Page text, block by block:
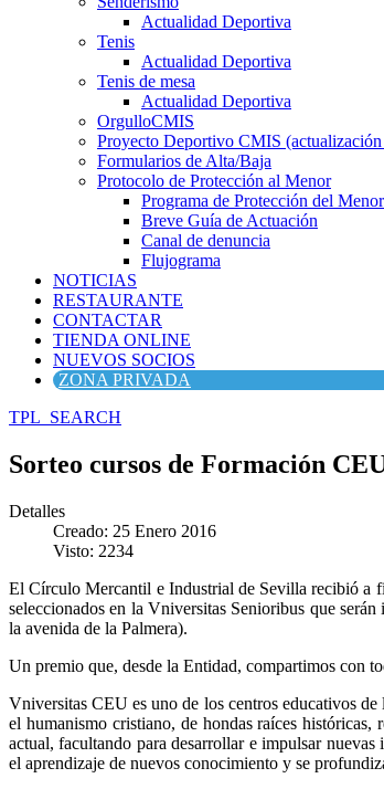
Actualidad Deportiva
Tenis
Actualidad Deportiva
Tenis de mesa
Actualidad Deportiva
OrgulloCMIS
Proyecto Deportivo CMIS
Formularios de Alta/Baja
Protocolo de Protección al Menor
Programa de Protección del
Breve Guía de Actuación
Canal de denuncia
Flujograma
NOTICIAS
RESTAURANTE
CONTACTAR
TIENDA ONLINE
NUEVOS SOCIOS
ZONA PRIVADA
TPL_SEARCH
Sorteo cursos de Formación
Detalles
Creado: 25 Enero 2016
Visto: 2234
El Círculo Mercantil e Industrial de Sevilla recibió a
seleccionados en la Vniversitas Senioribus que
la avenida de la Palmera).
Un premio que, desde la Entidad, compartimos con
Vniversitas CEU es uno de los centros educativos
el humanismo cristiano, de hondas raíces
actual, facultando para desarrollar e impulsar
el aprendizaje de nuevos conocimiento y se